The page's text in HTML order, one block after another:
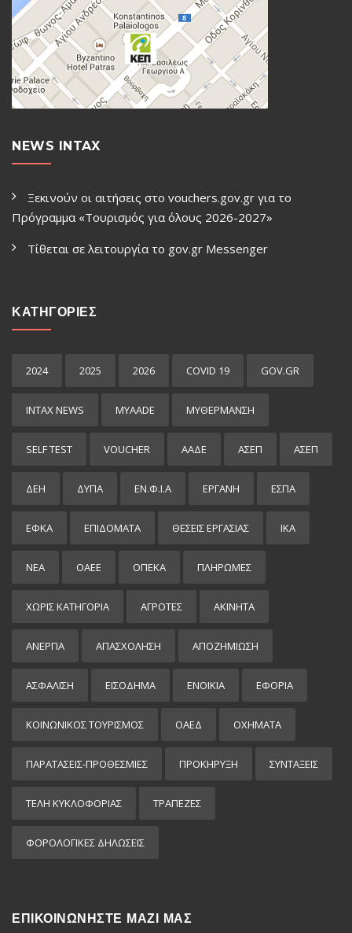
NEWS INTAX
Ξεκινούν οι αιτήσεις στο vouchers.gov.gr για το
Πρόγραμμα «Τουρισμός για όλους 2026-2027»
Τίθεται σε λειτουργία το gov.gr Μessenger
ΚΑΤΗΓΟΡΙΕΣ
2024 2025 2026 COVID 19 GOV.GR
INTAX NEWS MYAADE MYΘΈΡΜΑΝΣΗ
SELF TEST VOUCHER ΑΑΔΕ ΑΣΕΠ ΑΣΕΠ
ΔΕΗ ΔΥΠΑ ΕΝ.Φ.Ι.Α ΕΡΓΑΝΗ ΕΣΠΑ
ΕΦΚΑ ΕΠΙΔΌΜΑΤΑ ΘΕΣΕΙΣ ΕΡΓΑΣΙΑΣ ΙΚΑ
ΝΕΑ ΟΑΕΕ ΟΠΕΚΑ ΠΛΗΡΩΜΕΣ
ΧΩΡΊΣ ΚΑΤΗΓΟΡΊΑ ΑΓΡΟΤΕΣ ΑΚΙΝΗΤΑ
ΑΝΕΡΓΙΑ ΑΠΑΣΧΟΛΗΣΗ ΑΠΟΖΗΜΙΩΣΗ
ΑΣΦΑΛΙΣΗ ΕΙΣΌΔΗΜΑ ΕΝΟΙΚΙΑ ΕΦΟΡΙΑ
ΚΟΙΝΩΝΙΚΟΣ ΤΟΥΡΙΣΜΟΣ ΟΑΕΔ ΟΧΗΜΑΤΑ
ΠΑΡΑΤΑΣΕΙΣ-ΠΡΟΘΕΣΜΙΕΣ ΠΡΟΚΉΡΥΞΗ ΣΥΝΤΑΞΕΙΣ
ΤΕΛΗ ΚΥΚΛΟΦΟΡΙΑΣ ΤΡΑΠΕΖΕΣ
ΦΟΡΟΛΟΓΙΚΕΣ ΔΗΛΩΣΕΙΣ
ΕΠΙΚΟΙΝΩΝΗΣΤΕ ΜΑΖΙ ΜΑΣ